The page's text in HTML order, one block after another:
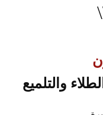
والتلميع